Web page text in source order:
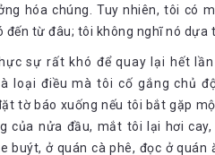
hóa chúng. Tuy nhiên, tôi có
đến từ đâu; tôi không nghĩ nó dựa
sự rất khó để quay lại hết
loại điều mà tôi cố gắng chủ
tờ báo xuống nếu tôi bắt gặp
của nửa đầu, mắt tôi lại hơi
buýt, ở quán cà phê, đọc ở